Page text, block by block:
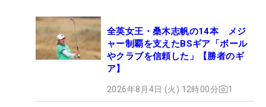
全英女王・桑木志帆の14本 メジ
ャー制覇を支えたBSギア「ボール
やクラブを信頼した」【勝者のギ
ア】
2026年8月4日 (火) 12時00分 1